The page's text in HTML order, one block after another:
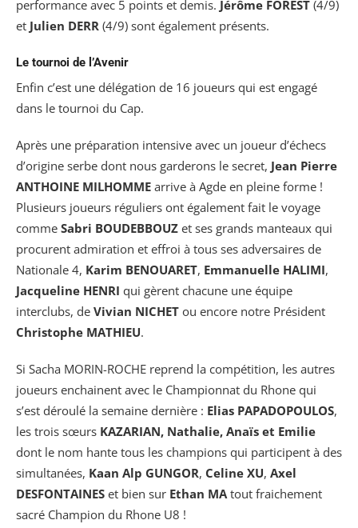
performance avec 5 points et demis. Jérôme FOREST (4/9)
et Julien DERR (4/9) sont également présents.
Le tournoi de l’Avenir
Enfin c’est une délégation de 16 joueurs qui est engagé
dans le tournoi du Cap.
Après une préparation intensive avec un joueur d’échecs
d’origine serbe dont nous garderons le secret, Jean Pierre
ANTHOINE MILHOMME arrive à Agde en pleine forme !
Plusieurs joueurs réguliers ont également fait le voyage
comme Sabri BOUDEBBOUZ et ses grands manteaux qui
procurent admiration et effroi à tous ses adversaires de
Nationale 4, Karim BENOUARET, Emmanuelle HALIMI,
Jacqueline HENRI qui gèrent chacune une équipe
interclubs, de Vivian NICHET ou encore notre Président
Christophe MATHIEU.
Si Sacha MORIN-ROCHE reprend la compétition, les autres
joueurs enchainent avec le Championnat du Rhone qui
s’est déroulé la semaine dernière : Elias PAPADOPOULOS,
les trois sœurs KAZARIAN, Nathalie, Anaïs et Emilie
dont le nom hante tous les champions qui participent à des
simultanées, Kaan Alp GUNGOR, Celine XU, Axel
DESFONTAINES et bien sur Ethan MAtout fraichement
sacré Champion du Rhone U8 !